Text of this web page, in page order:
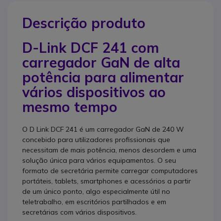
Descrição produto
D-Link DCF 241 com
carregador GaN de alta
potência para alimentar
vários dispositivos ao
mesmo tempo
O D Link DCF 241 é um carregador GaN de 240 W
concebido para utilizadores profissionais que
necessitam de mais potência, menos desordem e uma
solução única para vários equipamentos. O seu
formato de secretária permite carregar computadores
portáteis, tablets, smartphones e acessórios a partir
de um único ponto, algo especialmente útil no
teletrabalho, em escritórios partilhados e em
secretárias com vários dispositivos.